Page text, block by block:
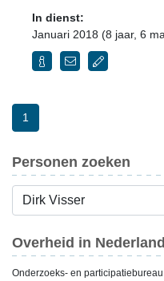
In dienst:
Januari 2018 (8 jaar, 6
1
Personen zoeken
Overheid in Nederland
Onderzoeks- en participatiebureau